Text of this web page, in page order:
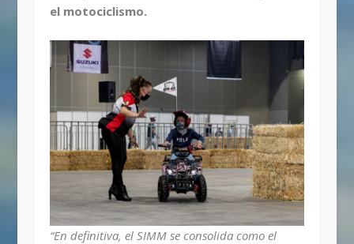
el motociclismo.
“En definitiva, el SIMM se consolida como el